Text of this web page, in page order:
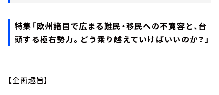
特集「欧州諸国で広まる難民・移民への不寛容と、台
頭する極右勢力。どう乗り越えていけばいいのか？」
【企画趣旨】